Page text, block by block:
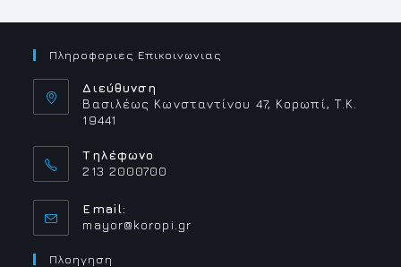
Πληροφοριες Επικοινωνιας
Διεύθυνση
Βασιλέως Κωνσταντίνου 47, Κορωπί, Τ.Κ.
19441
Τηλέφωνο
213 2000700
Email:
mayor@koropi.grOpens
Πλοηγηση